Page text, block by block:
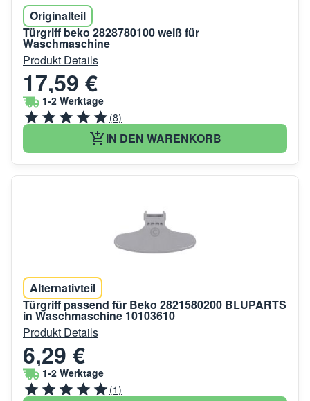
Originalteil
Türgriff beko 2828780100 weiß für
Waschmaschine
Produkt Details
17,59 €
1-2 Werktage
(8)
IN DEN WARENKORB
Alternativteil
Türgriff passend für Beko 2821580200 BLUPARTS
in Waschmaschine 10103610
Produkt Details
6,29 €
1-2 Werktage
(1)